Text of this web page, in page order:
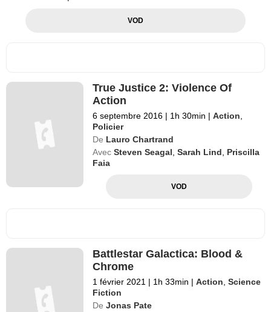
VOD
True Justice 2: Violence Of
Action
6 septembre 2016 | 1h 30min | Action
Policier
De Lauro Chartrand
Avec Steven Seagal ,Sarah Lind
Priscilla
Faia
VOD
Battlestar Galactica: Blood &
Chrome
1 février 2021 | 1h 33min | Action ,Science
Fiction
De Jonas Pate